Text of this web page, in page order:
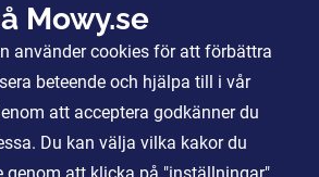
Mowy.se
använder cookies för att förbättra
beteende och hjälpa till i vår
att acceptera godkänner du
Du kan välja vilka kakor du